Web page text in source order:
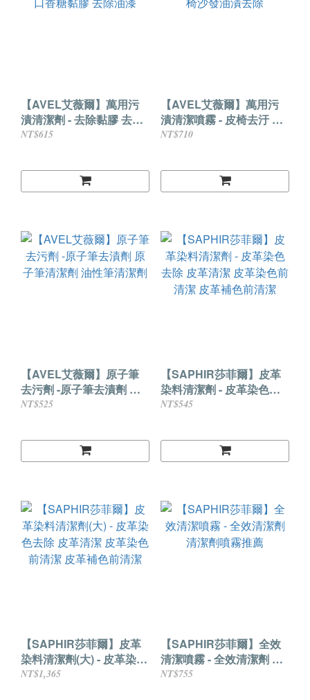
【AVEL艾薇爾】萬用污
漬清潔劑 - 去除黏膠 去除
NT$615
【AVEL艾薇爾】萬用污
漬清潔噴霧 - 皮椅去汙 皮
椅沙發油漬去除
NT$710
【AVEL艾薇爾】原子筆
去污劑 -原子筆去漬劑 原
NT$525
【SAPHIR莎菲爾】皮革
染料清潔劑 - 皮革染色去
除 皮革清潔 皮革染色前清
NT$545
【SAPHIR莎菲爾】皮革
染料清潔劑(大) - 皮革染色
去除 皮革清潔 皮革染色前
NT$1,365
【SAPHIR莎菲爾】全效
清潔噴霧 - 全效清潔劑 清
潔劑噴霧推薦
NT$755